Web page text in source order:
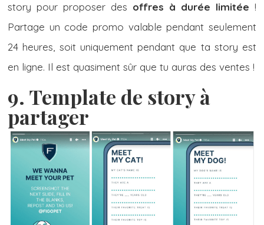
story pour proposer des offres à durée limitée !
Partage un code promo valable pendant seulement
24 heures, soit uniquement pendant que ta story est
en ligne. Il est quasiment sûr que tu auras des ventes !
9. Template de story à
partager